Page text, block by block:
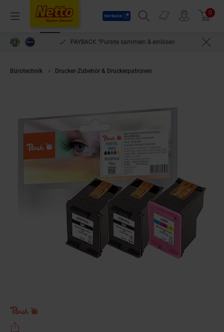
Menü
Payback
Suchfeld einblenden
Prospekte 0
PAYBACK °Punkte sammeln & einlösen
Bürotechnik Drucker-Zubehör & Druckerpatronen